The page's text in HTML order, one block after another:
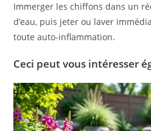
Immerger les chiffons dans un
d’eau, puis jeter ou laver
toute auto-inflammation.
Ceci peut vous intéresser